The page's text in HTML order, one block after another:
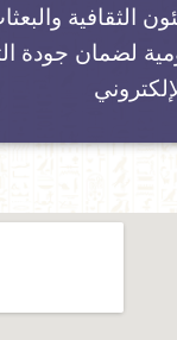
الثقافية
لضمان جودة